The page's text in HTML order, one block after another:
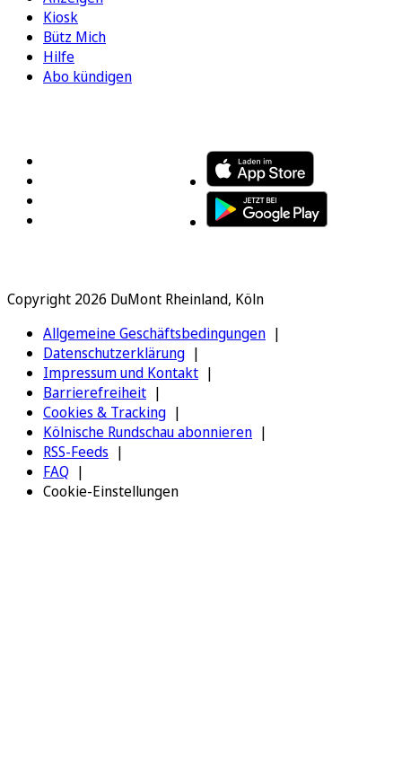
Kiosk
Bütz Mich
Hilfe
Abo kündigen
Copyright 2026 DuMont Rheinland, Köln
Allgemeine Geschäftsbedingungen
Datenschutzerklärung
Impressum und Kontakt
Barrierefreiheit
Cookies & Tracking
Kölnische Rundschau abonnieren
RSS-Feeds
FAQ
Cookie-Einstellungen